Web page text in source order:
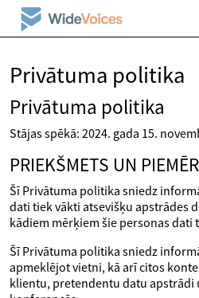
Privātuma politika
Privātuma politika
Stājas spēkā: 2024. gada 15.
PRIEKŠMETS UN
Šī Privātuma politika sniedz
dati tiek vākti atsevišķu apstrādes
kādiem mērķiem šie personas dati
Šī Privātuma politika sniedz
apmeklējot vietni, kā arī citos
klientu, pretendentu datu apstrādi